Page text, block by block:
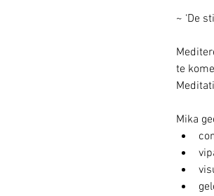
~ ‘De
te
Mika